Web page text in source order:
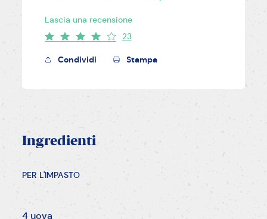
Lascia una recensione
23
Condividi Stampa
Ingredienti
PER L'IMPASTO
4 uova